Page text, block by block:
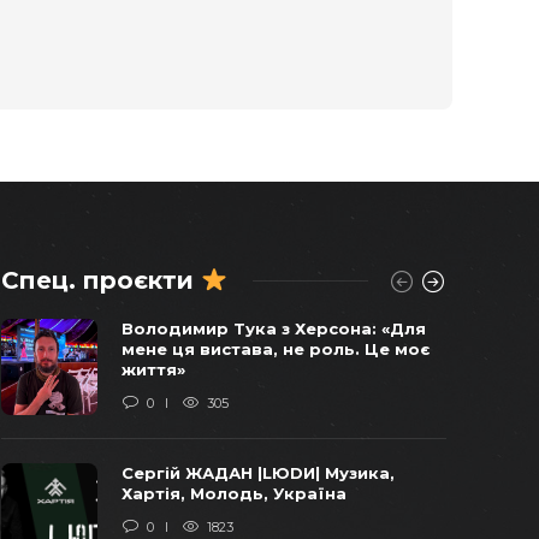
Віктор Балога погоджував
продаж останніх українських
бомбардувальників у 2011 році –
«Віджати» Карпати: уроки бізнесу
Спец. проєкти
Володимир Тука з Херсона: «Для
мене ця вистава, не роль. Це моє
життя»
0 305
Сергій ЖАДАН |LЮDИ| Музика,
Хартія, Молодь, Україна
0 1823